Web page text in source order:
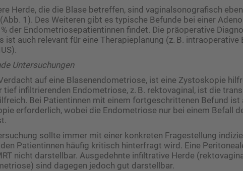
Herde, die die Blase betreffen, sind vaginalsonografisch
1). Des Weiteren gibt es typische Befunde bei einer
der Endometriosepatientinnen findet. Die präoperative
ist auch relevant für eine Therapieplanung (z. B. intraoperative
Untersuchungen
auf eine Blasenendometriose, ist eine Zystoskopie
tief infiltrierenden Endometriose, z. B. rektovaginal, ist die
Bei Patientinnen mit einem fortgeschrittenen Befund ist
erforderlich, wobei die Endometriose nur bei einem Befall
sollte immer mit einer konkreten Fragestellung
Patientinnen häufig kritisch hinterfragt wird. Eine
nicht darstellbar. Ausgedehnte infiltrative Herde
sind dagegen jedoch gut darstellbar.